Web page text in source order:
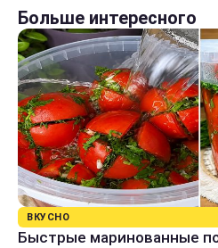
Больше интересного
ВКУСНО
Быстрые маринованные